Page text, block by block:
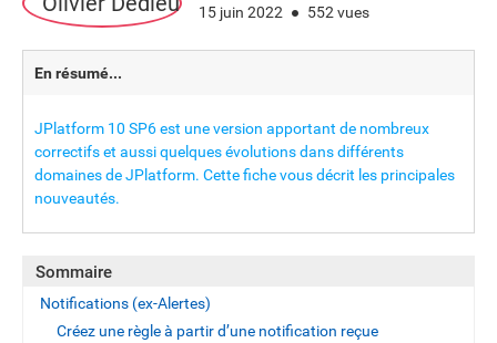
15 juin 2022
552 vues
En résumé...
JPlatform 10 SP6 est une version apportant de nombreux
correctifs et aussi quelques évolutions dans différents
domaines de JPlatform. Cette fiche vous décrit les principales
nouveautés.
Sommaire
Notifications (ex-Alertes)
Créez une règle à partir d’une notification reçue